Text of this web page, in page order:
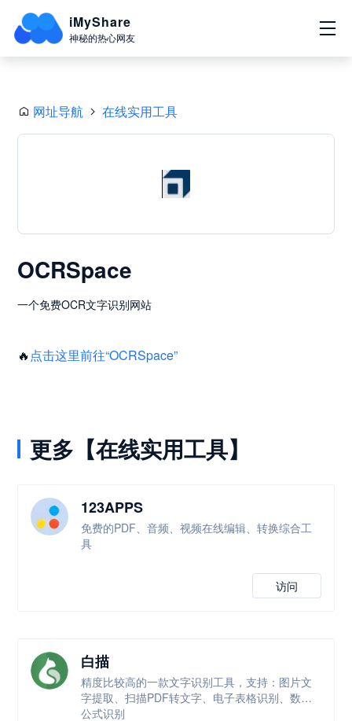
iMyShare
神秘的热心网友
网址导航 在线实用工具
OCRSpace
一个免费OCR文字识别网站
🔥 点击这里前往“OCRSpace”
更多【在线实用工具】
123APPS
免费的PDF、音频、视频在线编辑、转换综合工
具
访问
白描
精度比较高的一款文字识别工具，支持：图片文
字提取、扫描PDF转文字、电子表格识别、数学
公式识别